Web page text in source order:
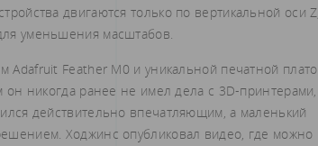
двигаются только по вертикальной оси
уменьшения масштабов.
Adafruit Feather M0 и уникальной печатной
он никогда ранее не имел дела с 3D-принтерами,
действительно впечатляющим, а маленький
Ходжинс опубликовал видео, где можно